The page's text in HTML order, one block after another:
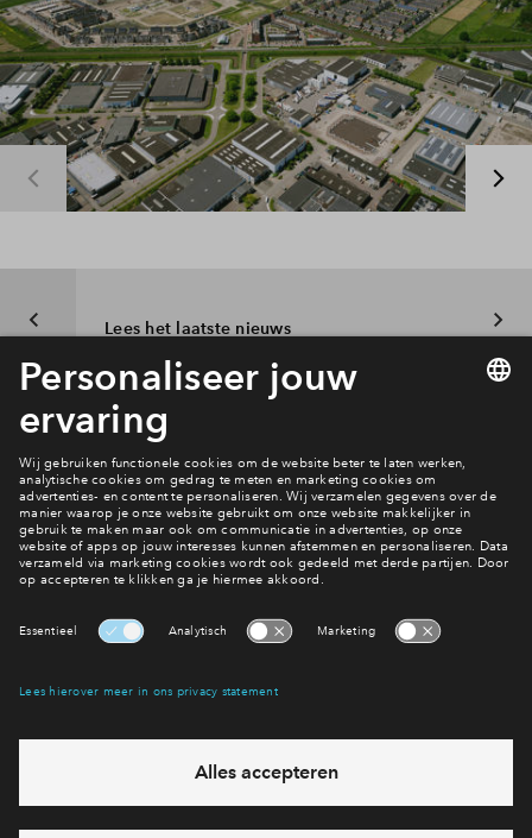
Inloggen
Lees het laatste nieuws
Interesse? Meld je dan snel aan
Hiermee blijf je op de hoogte van het belangrijkste nieuws en
eventuele projecten
Ja, ik wil mij aanmelden
Heb je een vraag en wil je direct antwoord? Bel ons op
feestdagen)
vandaag gesloten, maandag zijn we vanaf
bereikbaar